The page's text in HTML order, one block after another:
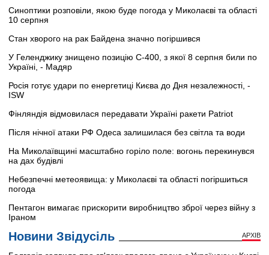
Синоптики розповіли, якою буде погода у Миколаєві та області
10 серпня
Стан хворого на рак Байдена значно погіршився
У Геленджику знищено позицію С-400, з якої 8 серпня били по
Україні, - Мадяр
Росія готує удари по енергетиці Києва до Дня незалежності, -
ISW
Фінляндія відмовилася передавати Україні ракети Patriot
Після нічної атаки РФ Одеса залишилася без світла та води
На Миколаївщині масштабно горіло поле: вогонь перекинувся
на дах будівлі
Небезпечні метеоявища: у Миколаєві та області погіршиться
погода
Пентагон вимагає прискорити виробництво зброї через війну з
Іраном
Новини Звідусіль АРХІВ